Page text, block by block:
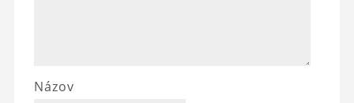
Názov